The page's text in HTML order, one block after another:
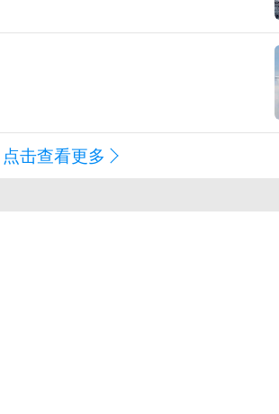
点击查看更多